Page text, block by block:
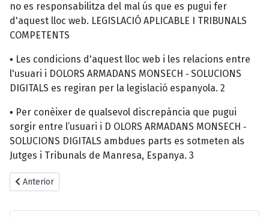
no es responsabilitza del mal ús que es pugui fer
d'aquest lloc web. LEGISLACIÓ APLICABLE I TRIBUNALS
COMPETENTS
▪ Les condicions d'aquest lloc web i les relacions entre
l'usuari i DOLORS ARMADANS MONSECH ‐ SOLUCIONS
DIGITALS es regiran per la legislació espanyola. 2
▪ Per conèixer de qualsevol discrepància que pugui
sorgir entre l’usuari i D OLORS ARMADANS MONSECH ‐
SOLUCIONS DIGITALS ambdues parts es sotmeten als
Jutges i Tribunals de Manresa, Espanya. 3
Article anterior: POLÍTICA DE PROTECCIÓ DE DADES
Anterior